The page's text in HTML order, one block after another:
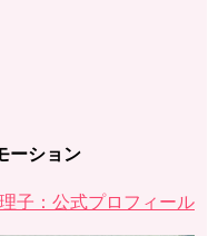
ーション
理子：公式プロフィール